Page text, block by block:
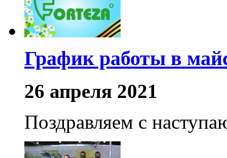
График работы в
26 апреля 2021
Поздравляем с